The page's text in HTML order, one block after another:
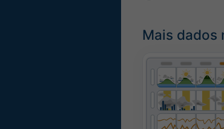
Mais dados